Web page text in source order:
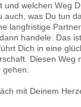
und welchen Weg
auch, was Du tun
langfristige
handele. Das
Dich in eine
Diesen Weg
mit Deinem